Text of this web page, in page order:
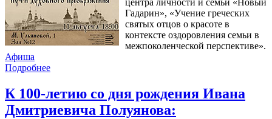
Гадарин», «Учение греческих
святых отцов о красоте в
контексте оздоровления семьи в
межпоколенческой перспективе».
Афиша
Подробнее
К 100-летию со дня рождения Ивана
Дмитриевича Полуянова: